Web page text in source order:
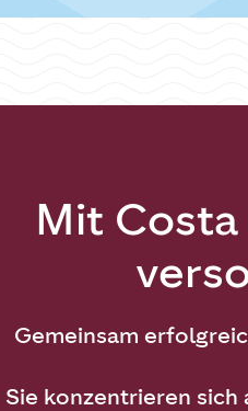
Mit
Gemeinsam
Sie konzentrieren sich